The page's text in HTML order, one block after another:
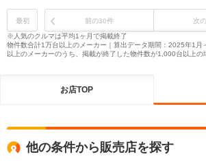
最初 前の30件 次
※人気のクルマは平均1ヶ月で掲載終了
物件数合計1万台以上のメーカー｜算出データ期間：2025年1月
以上のメーカーのうち、掲載が終了した物件数が1,000台以上の
お店TOP
他の条件から販売店を探す